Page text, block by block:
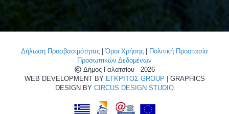
Δήλωση Προσβασιμότητας |Όροι Χρήσης
Πολιτική Προστασία
Προσωπικών Δεδομένων
Δήμος Γαλατσίου - 2026
WEB DEVELOPMENT BY ΕΓΚΡΙΤΟΣ GROUP | GRAPHICS
DESIGN BY CIRCUS DESIGN STUDIO